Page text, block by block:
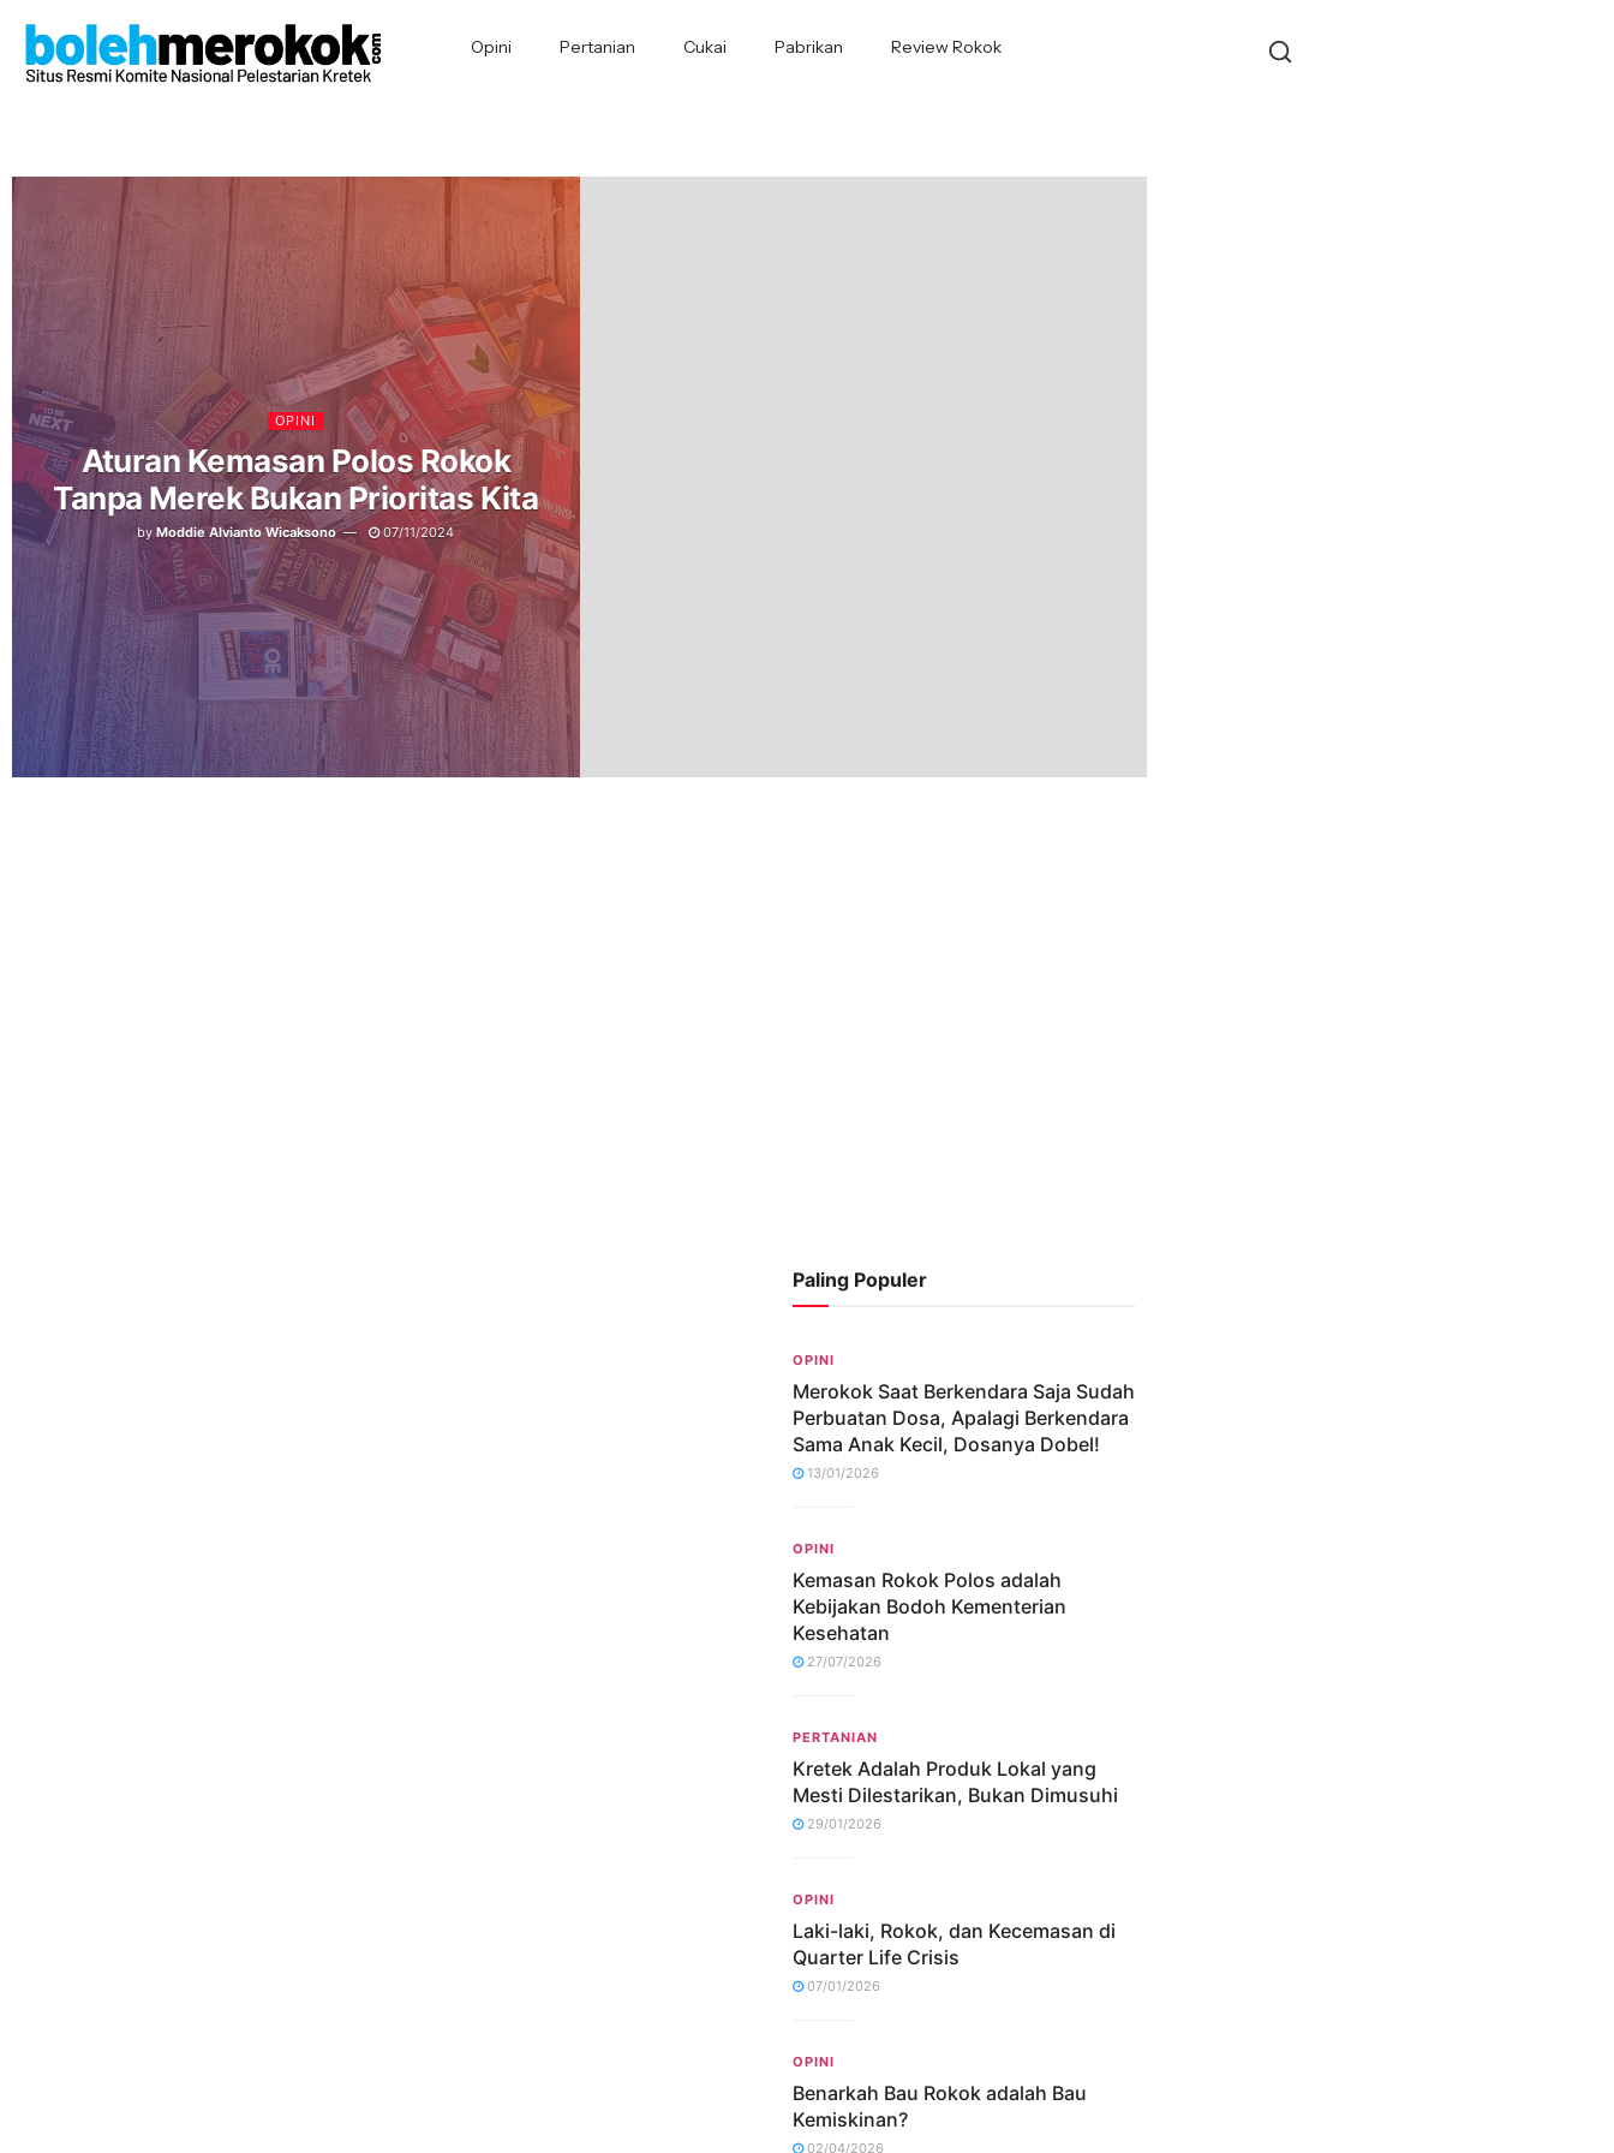
Opini Pertanian Cukai Pabrikan Review Rokok
OPINI
Aturan Kemasan Polos Rokok
Tanpa Merek Bukan Prioritas Kita
by Moddie Alvianto Wicaksono 07/11/2024
Paling Populer
OPINI
Merokok Saat Berkendara Saja Sudah
Perbuatan Dosa, Apalagi Berkendara
Sama Anak Kecil, Dosanya Dobel!
13/01/2026
OPINI
Kemasan Rokok Polos adalah
Kebijakan Bodoh Kementerian
Kesehatan
27/07/2026
PERTANIAN
Kretek Adalah Produk Lokal yang
Mesti Dilestarikan, Bukan Dimusuhi
29/01/2026
OPINI
Laki-laki, Rokok, dan Kecemasan di
Quarter Life Crisis
07/01/2026
OPINI
Benarkah Bau Rokok adalah Bau
Kemiskinan?
02/04/2026